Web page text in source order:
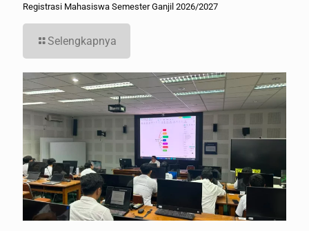
Registrasi Mahasiswa Semester Ganjil 2026/2027
Selengkapnya